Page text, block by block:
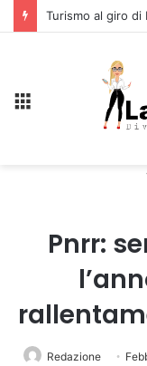
Turismo al giro di
Pnrr:
Redazione